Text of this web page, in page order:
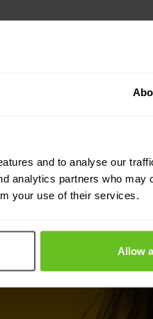
and to analyse our
analytics partners who may
your use of their services.
Allow